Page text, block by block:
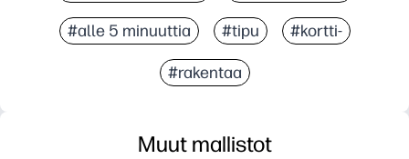
#alle 5 minuuttia #tipu #kortti-
#rakentaa
Muut mallistot